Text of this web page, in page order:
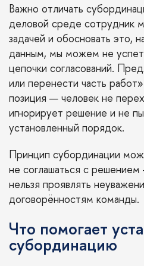
Важно отличать
деловой среде сотрудник
задачей и обосновать это,
данным, мы можем не
цепочки согласований.
или перенести часть
позиция — человек не
игнорирует решение и не
установленный порядок.
Принцип субординации
не соглашаться с
нельзя проявлять
договорённостям команды.
Что помогает
субординацию